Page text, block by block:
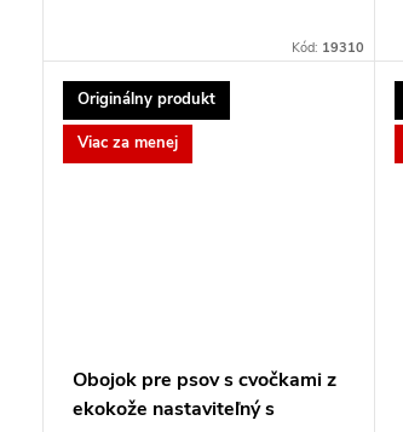
k
o
d
u
k
Kód: 19310
Originálny produkt
Viac za menej
Obojok pre psov s cvočkami z
ekokože nastaviteľný s